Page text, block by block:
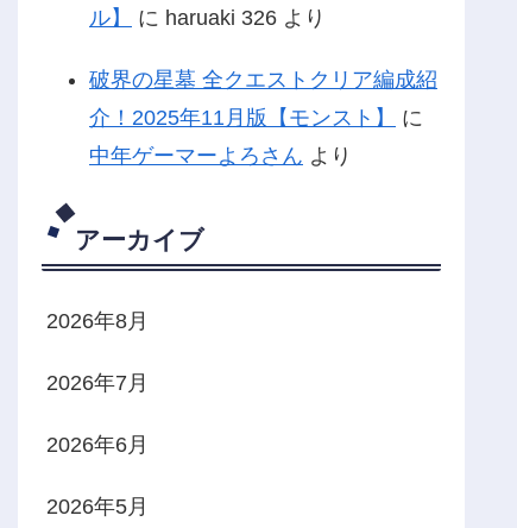
ル】
に haruaki 326 より
破界の星墓 全クエストクリア編成紹
介！2025年11月版【モンスト】
に
中年ゲーマーよろさん より
アーカイブ
2026年8月
2026年7月
2026年6月
2026年5月